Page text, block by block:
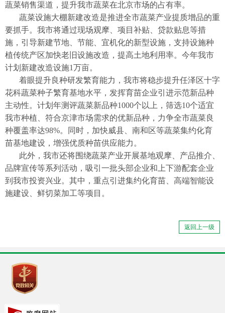
蔬菜销售渠道，提升我市蔬菜在北京市场的占有率。
蔬菜设施大棚新建改造是推进全市蔬菜产业提质增品的重
要抓手。我市将通过现场观摩、项目补贴、贷款贴息等措
施，引导新建节地、节能、宜机化的新型设施，支持设施种
植传统产区加快老旧设施改造，提高土地利用率。今年我市
计划新建改造设施1万亩。
着眼提升良种研发繁育能力，我市将稳步提升任泽区十字
花科蔬菜种子繁育基地水平，发挥育苗企业引进示范新品种
主动性。计划年测评蔬菜新品种1000个以上，筛选10个适宜
我市种植、符合京津市场需求的优新品种，力争全市蔬菜良
种覆盖率达98%。同时，加快威县、南和区等蔬菜集约化育
苗基地建设，增强优质种苗供应能力。
此外，我市还将围绕蔬菜产业开展基地观摩、产品推介、
品牌宣传等系列活动，吸引一批头部企业和上下游配套企业
到我市投资兴业。其中，重点引进集约化育苗、高端智能设
施建设、鲜切菜加工等项目。
返回上一级